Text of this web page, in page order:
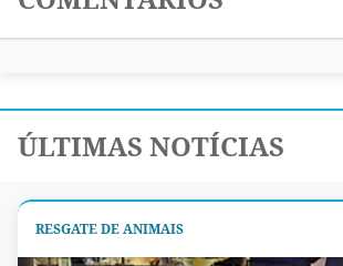
ÚLTIMAS NOTÍCIAS
RESGATE DE ANIMAIS